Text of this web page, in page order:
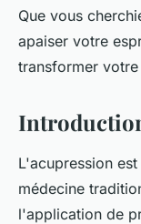
Que vous
apaiser votre
transformer
L'acupression
médecine
l'application de